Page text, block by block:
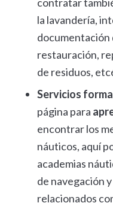
la lavandería,
documentación
restauración,
de residuos,
Servicios
página para
encontrar los
náuticos, aquí
academias
de navegación
relacionados